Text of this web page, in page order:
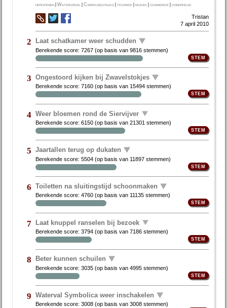
heropenen |Waterorgel |Carrouselpaleis |techniek |muziek |commercie |onderhoud
Tristan
7 april 2010
2 Laat schatkamer weer schudden
Berekende score:7267 (op basis van9816 stemmen)
3 Ongestoord kijken bij Zwavelstokjes
Berekende score:7160 (op basis van 15494 stemmen)
4 Weer bloemen rond de Siervijver
Berekende score:6150 (op basis van21301 stemmen)
5 Jaartallen terug op dukaten
Berekende score:5504 (op basis van 11897 stemmen)
6 Toiletten na sluitingstijd schoonmaken
Berekende score:4760 (op basis van 11135 stemmen)
7 Laat knuppel ranselen bij bezoek
Berekende score:3794 (op basis van7186 stemmen)
8 Beter kunnen schuilen
Berekende score:3035 (op basis van4995 stemmen)
9 Waterval Symbolica weer inschakelen
Berekende score:3008 (op basis van3008 stemmen)